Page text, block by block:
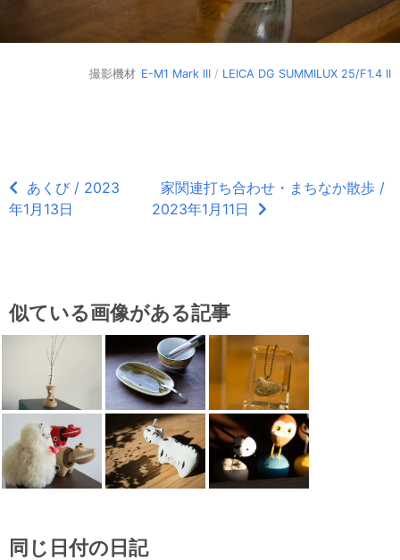
撮影機材 E-M1 Mark III / LEICA DG SUMMILUX 25/F1.4 II
あくび / 2023
年1月13日
家関連打ち合わせ・まちなか散歩 /
2023年1月11日
似ている画像がある記事
同じ日付の日記